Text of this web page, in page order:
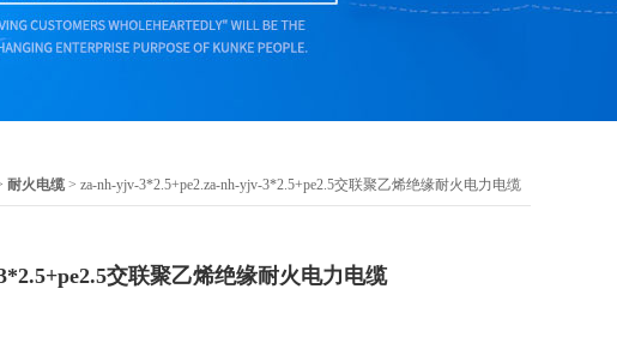
耐火电缆 > za-nh-yjv-3*2.5+pe2.za-nh-yjv-3*2.5+pe2.5交联聚乙烯绝缘耐火电力电缆
交联聚乙烯绝缘耐火电力电缆